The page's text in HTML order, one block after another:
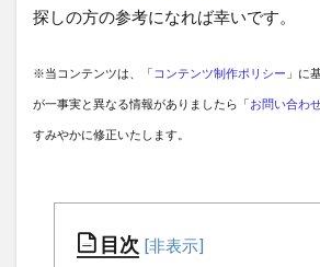
探しの方の参考になれば幸いです。
※当コンテンツは、「 コンテンツ制作ポリシー 」に
が一事実と異なる情報がありましたら「お問い合わ
すみやかに修正いたします。
目次